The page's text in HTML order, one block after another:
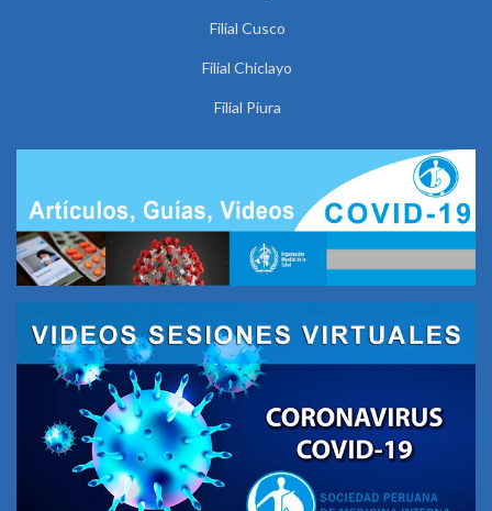
Filial Cusco
Filial Chiclayo
Filial Piura